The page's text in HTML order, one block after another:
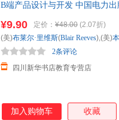
（和期望）产品管理能真正推动
B端产品设计与开发 中国电力
¥9.90 定价： ¥48.00 (2.07折)
四川新华书店教育专营店
2条评论
(美)布莱尔·里维斯(Blair Reeves),(美)
加入购物车 收藏